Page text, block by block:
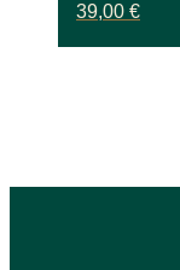
39,00 €